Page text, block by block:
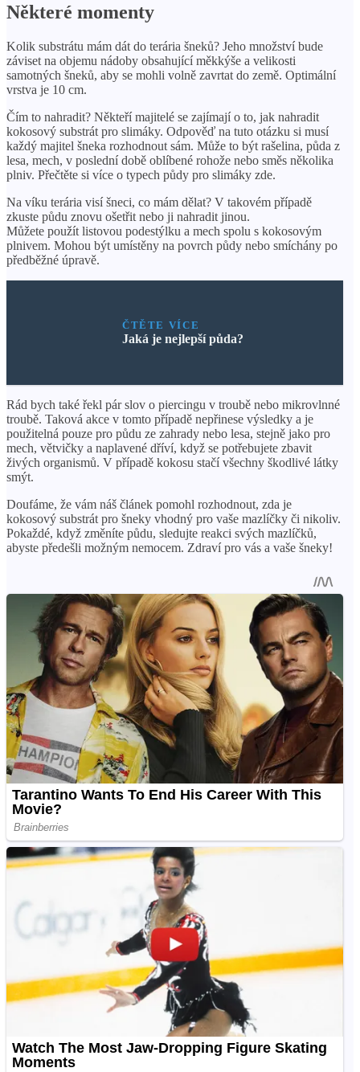
Některé momenty
Kolik substrátu mám dát do terária šneků? Jeho množství bude
záviset na objemu nádoby obsahující měkkýše a velikosti
samotných šneků, aby se mohli volně zavrtat do země. Optimální
vrstva je 10 cm.
Čím to nahradit? Někteří majitelé se zajímají o to, jak nahradit
kokosový substrát pro slimáky. Odpověď na tuto otázku si musí
každý majitel šneka rozhodnout sám. Může to být rašelina, půda z
lesa, mech, v poslední době oblíbené rohože nebo směs několika
plniv. Přečtěte si více o typech půdy pro slimáky zde.
Na víku terária visí šneci, co mám dělat? V takovém případě
zkuste půdu znovu ošetřit nebo ji nahradit jinou.
Můžete použít listovou podestýlku a mech spolu s kokosovým
plnivem. Mohou být umístěny na povrch půdy nebo smíchány po
předběžné úpravě.
ČTĚTE VÍCE
Jaká je nejlepší půda?
Rád bych také řekl pár slov o piercingu v troubě nebo mikrovlnné
troubě. Taková akce v tomto případě nepřinese výsledky a je
použitelná pouze pro půdu ze zahrady nebo lesa, stejně jako pro
mech, větvičky a naplavené dříví, když se potřebujete zbavit
živých organismů. V případě kokosu stačí všechny škodlivé látky
smýt.
Doufáme, že vám náš článek pomohl rozhodnout, zda je
kokosový substrát pro šneky vhodný pro vaše mazlíčky či nikoliv.
Pokaždé, když změníte půdu, sledujte reakci svých mazlíčků,
abyste předešli možným nemocem. Zdraví pro vás a vaše šneky!